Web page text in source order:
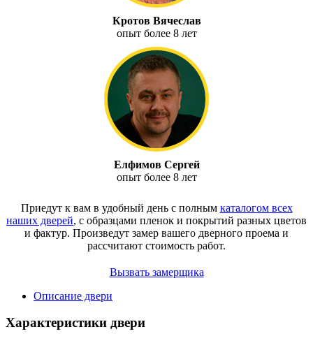
Кротов Вячеслав
опыт более 8 лет
Елфимов Сергей
опыт более 8 лет
Приедут к вам в удобный день с полным каталогом всех
наших дверей, с образцами пленок и покрытий разных цветов
и фактур. Произведут замер вашего дверного проема и
рассчитают стоимость работ.
Вызвать замерщика
Описание двери
Характеристики двери